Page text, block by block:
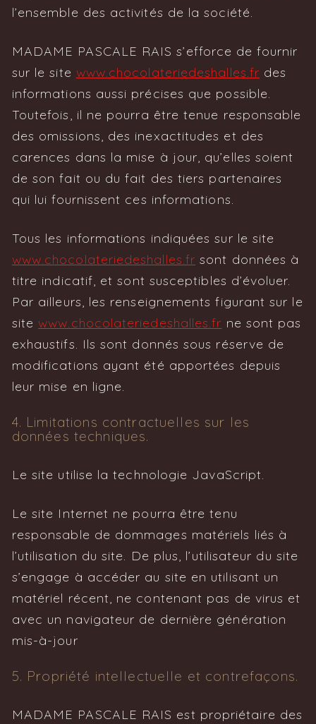
l’ensemble des activités de la société.
MADAME PASCALE RAIS s’efforce de fournir
sur le site www.chocolateriedeshalles.fr des
informations aussi précises que possible.
Toutefois, il ne pourra être tenue responsable
des omissions, des inexactitudes et des
carences dans la mise à jour, qu’elles soient
de son fait ou du fait des tiers partenaires
qui lui fournissent ces informations.
Tous les informations indiquées sur le site
www.chocolateriedeshalles.fr sont données à
titre indicatif, et sont susceptibles d’évoluer.
Par ailleurs, les renseignements figurant sur le
sitewww.chocolateriedeshalles.fr ne sont pas
exhaustifs. Ils sont donnés sous réserve de
modifications ayant été apportées depuis
leur mise en ligne.
4. Limitations contractuelles sur les
données techniques.
Le site utilise la technologie JavaScript.
Le site Internet ne pourra être tenu
responsable de dommages matériels liés à
l’utilisation du site. De plus, l’utilisateur du site
s’engage à accéder au site en utilisant un
matériel récent, ne contenant pas de virus et
avec un navigateur de dernière génération
mis-à-jour
5. Propriété intellectuelle et contrefaçons.
MADAME PASCALE RAIS est propriétaire des